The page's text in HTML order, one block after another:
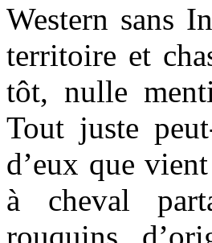
Western sans
territoire et
tôt, nulle
Tout juste
d’eux que
à cheval
rouquins